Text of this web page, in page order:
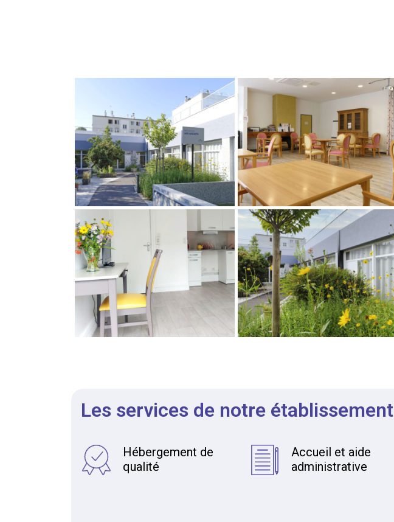
Les services de notre établissement
Hébergement de
qualité
Accueil et aide
administrative